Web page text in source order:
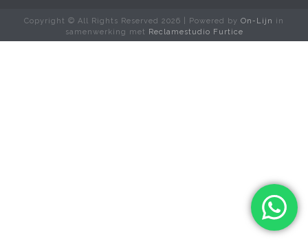
Copyright © All Rights Reserved 2026 | Powered by On-Lijn in
samenwerking met Reclamestudio Furtice